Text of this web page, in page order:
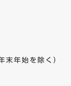
年始を除く）